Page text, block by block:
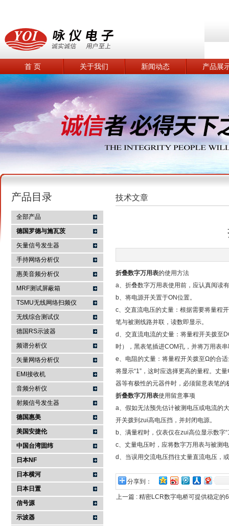
南京咏仪电子科技有限公司
首 页 关于我们 新闻动态 产品展
产品目录
全部产品
德国罗德与施瓦茨
矢量信号发生器
手持网络分析仪
惠美音频分析仪
MRF测试屏蔽箱
TSMU无线网络扫频仪
无线综合测试仪
德国RS示波器
频谱分析仪
矢量网络分析仪
EMI接收机
音频分析仪
射频信号发生器
德国惠美
美国安捷伦
中国台湾固纬
日本NF
日本横河
日本日置
信号源
示波器
技术文章
折叠数字万用表的使用方法
a、折叠数字万用表使用前，应认真阅读
b、将电源开关置于ON位置。
c、交直流电压的丈量：根据需要将量程
笔与被测线路并联，读数即显示。
d、交直流电流的丈量：将量程开关拨至
时），黑表笔插进COM孔，并将万用表
e、电阻的丈量：将量程开关拨至Ω的合
将显示“1”，这时应选择更高的量程。丈
器等有极性的元器件时，必须留意表笔的
折叠数字万用表使用留意事项
a、假如无法预先估计被测电压或电流的
开关拨到zui高电压挡，并封闭电源。
b、满量程时，仪表仅在zui高位显示数字
c、丈量电压时，应将数字万用表与被测
d、当误用交流电压挡往丈量直流电压，
分享到：
上一篇 : 精密LCR数字电桥可提供稳定的